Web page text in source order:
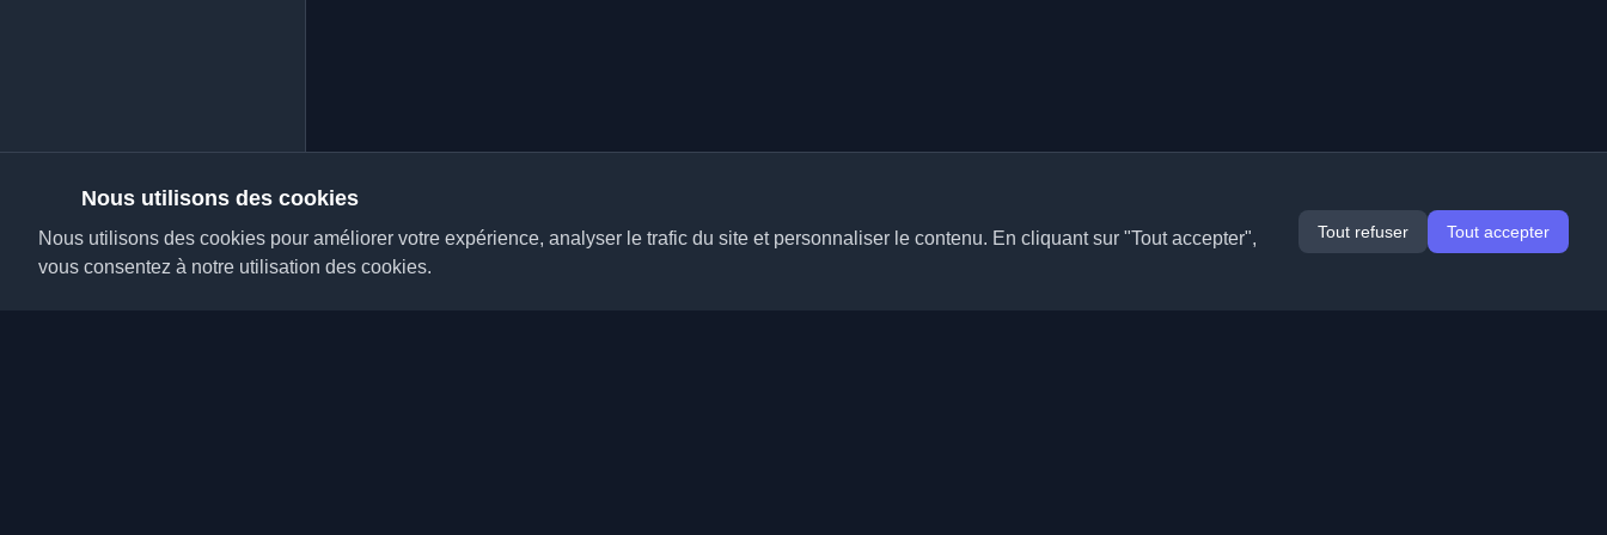
Nous utilisons des cookies
Nous utilisons des cookies pour améliorer votre expérience, analyser le trafic du site et personnaliser le contenu. En cliquant sur "Tout accepter",
vous consentez à notre utilisation des cookies.
Tout refuser Tout accepter